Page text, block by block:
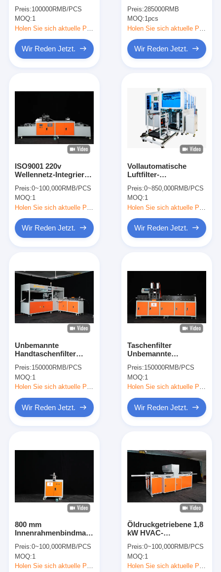
Zu Hause
Produkte
Werksbesichtigung
Qualitätskontrolle
Luftfilter, der Maschine herstellt
Luftfilter-Produktionsmaschine
Taschen-Filter, der Maschine herstellt
Filtermaschine für die
Pressbeutel
Preis:100000RMB/PCS
MOQ:1
Wir Reden Jetzt.
Niederspannungs-
380V, elektrisches
Schweißgerät
Preis:285000RMB
MOQ:1pcs
Wir Reden Jetzt.
ISO9001 220v
Wellennetz-Integrierte
manuellen Formen
und Schneiden
Preis:0~100,000RMB/PCS
MOQ:1
Wir Reden Jetzt.
Vollautomatische
Luftfilter-
mit Omron-
Steuerungssystem für
Hochgeschwindigkeits-
und unbemannten
Betrieb
Preis:0~850,000RMB/PCS
MOQ:1
Wir Reden Jetzt.
Unbemannte
Handtaschenfilter
220V 4,65KW
Preis:150000RMB/PCS
MOQ:1
Wir Reden Jetzt.
Taschenfilter
Unbemannte
380vV 4,7KW
Preis:150000RMB/PCS
MOQ:1
Wir Reden Jetzt.
800 mm
Innenrahmenbindmaschine
Preis:0~100,000RMB/PCS
MOQ:1
Holen Sie sich aktuelle Preis
Öldruckgetriebene 1,8
kW HVAC-
Preis:0~100,000RMB/PCS
MOQ:1
Holen Sie sich aktuelle Preis